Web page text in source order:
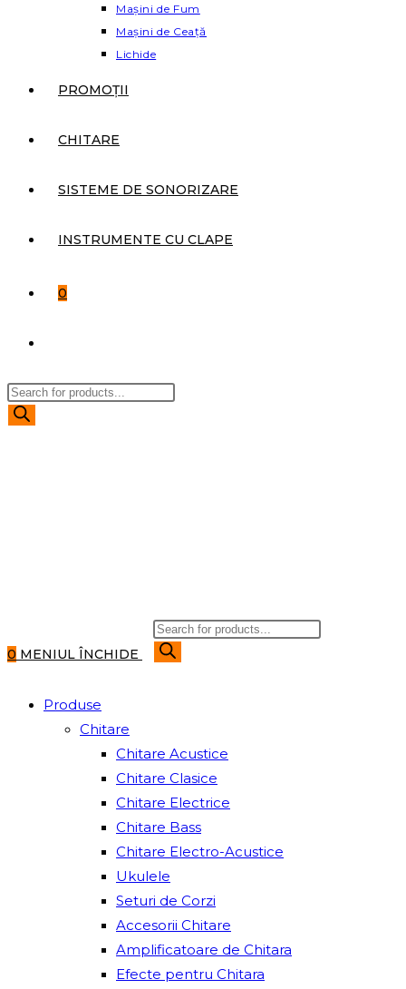
Mașini de Fum
Mașini de Ceață
Lichide
PROMOȚII
CHITARE
SISTEME DE SONORIZARE
INSTRUMENTE CU CLAPE
0
WEBSITE
Products
search
0 MENIUL ÎNCHIDE
Products
search
Produse
Chitare
Chitare Acustice
Chitare Clasice
Chitare Electrice
Chitare Bass
Chitare Electro-Acustice
Ukulele
Seturi de Corzi
Accesorii Chitare
Amplificatoare de Chitara
Efecte pentru Chitara